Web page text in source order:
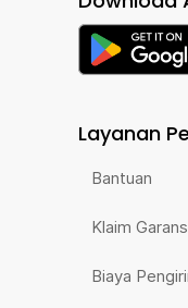
Layanan
Bantuan
Klaim
Biaya